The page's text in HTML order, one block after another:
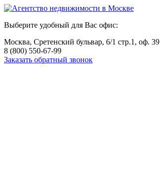
Выберите удобный для Вас офис:
Москва, Сретенский бульвар, 6/1 стр.1, оф. 39
8 (800) 550-67-99
Заказать обратный звонок